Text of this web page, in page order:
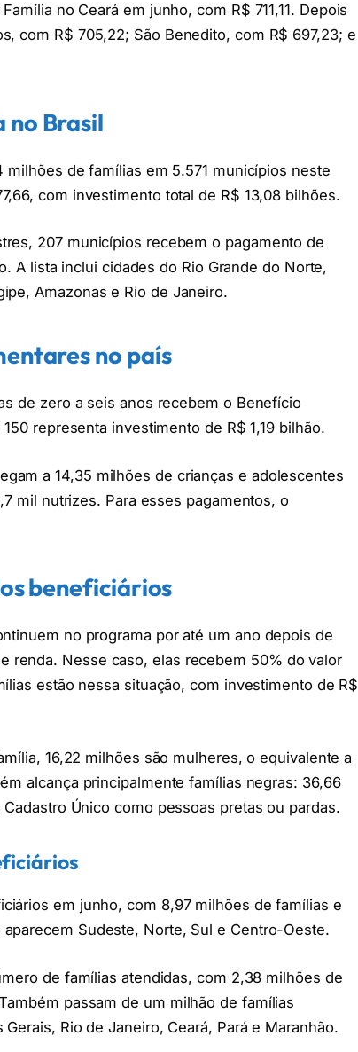
no Ceará em junho, com R$ 711,11. Depois
com R$ 705,22; São Benedito, com R$ 697,23; e
no Brasil
milhões de famílias em 5.571 municípios neste
com investimento total de R$ 13,08 bilhões.
207 municípios recebem o pagamento de
A lista inclui cidades do Rio Grande do Norte,
Amazonas e Rio de Janeiro.
no país
de zero a seis anos recebem o Benefício
representa investimento de R$ 1,19 bilhão.
a 14,35 milhões de crianças e adolescentes
mil nutrizes. Para esses pagamentos, o
beneficiários
no programa por até um ano depois de
renda. Nesse caso, elas recebem 50% do valor
estão nessa situação, com investimento de R$
16,22 milhões são mulheres, o equivalente a
alcança principalmente famílias negras: 36,66
Único como pessoas pretas ou pardas.
em junho, com 8,97 milhões de famílias e
Sudeste, Norte, Sul e Centro-Oeste.
de famílias atendidas, com 2,38 milhões de
passam de um milhão de famílias
Rio de Janeiro, Ceará, Pará e Maranhão.